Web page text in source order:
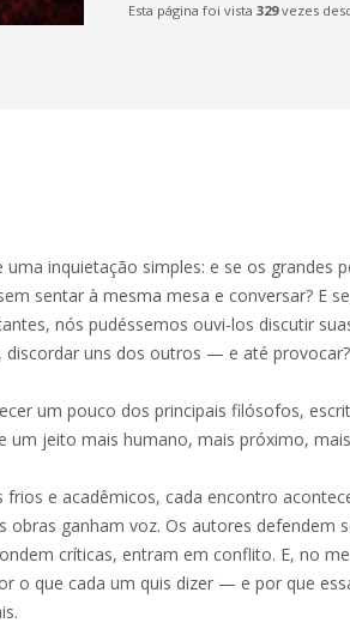
Esta página foi vista 329vezes
uma inquietação simples: e se os grandes
sentar à mesma mesa e conversar? E
nós pudéssemos ouvi-los discutir
discordar uns dos outros — e até provocar?
um pouco dos principais filósofos,
um jeito mais humano, mais próximo,
frios e acadêmicos, cada encontro
obras ganham voz. Os autores defendem
críticas, entram em conflito. E, no
o que cada um quis dizer — e por que